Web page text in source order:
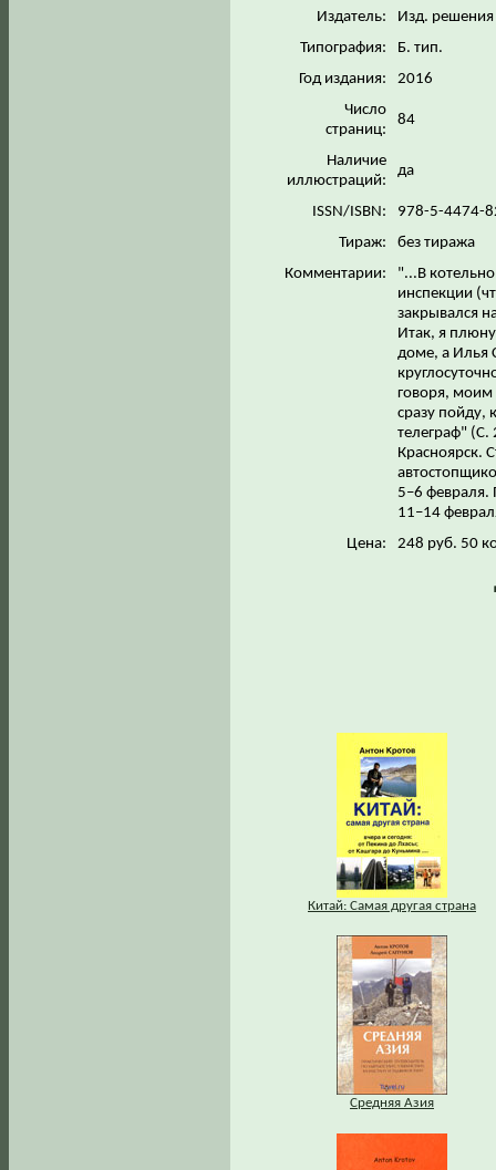
Издатель:
Изд. решения
Типография:
Б. тип.
Год издания:
2016
Число
страниц:
84
Наличие
иллюстраций:
да
ISSN/ISBN:
978-5-4474-
Тираж:
без тиража
Комментарии:
"...В
инспекции
закрывался
Итак, я
доме, а Илья
говоря, моим
сразу пойду,
телеграф"
Красноярск.
5–6 февраля.
11–14
Цена:
248 руб. 50
Китай: Самая другая страна
Средняя Азия